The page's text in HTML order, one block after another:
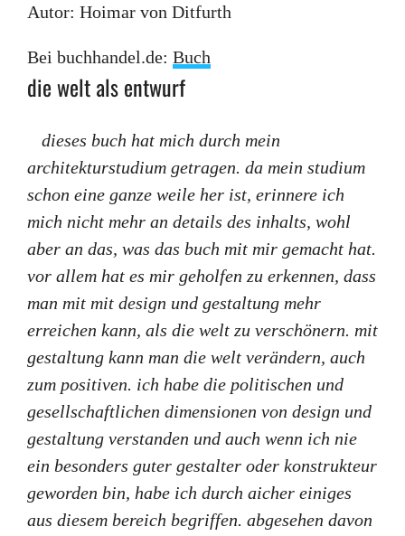
Autor: Hoimar von Ditfurth
Bei buchhandel.de: Buch
die welt als entwurf
dieses buch hat mich durch mein
architekturstudium getragen. da mein studium
schon eine ganze weile her ist, erinnere ich
mich nicht mehr an details des inhalts, wohl
aber an das, was das buch mit mir gemacht hat.
vor allem hat es mir geholfen zu erkennen, dass
man mit mit design und gestaltung mehr
erreichen kann, als die welt zu verschönern. mit
gestaltung kann man die welt verändern, auch
zum positiven. ich habe die politischen und
gesellschaftlichen dimensionen von design und
gestaltung verstanden und auch wenn ich nie
ein besonders guter gestalter oder konstrukteur
geworden bin, habe ich durch aicher einiges
aus diesem bereich begriffen. abgesehen davon